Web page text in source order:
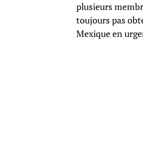
plusieurs
toujours pas
Mexique en